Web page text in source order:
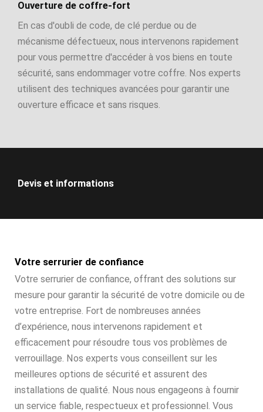
Ouverture de coffre-fort
En cas d'oubli de code, de clé perdue ou de
mécanisme défectueux, nous intervenons rapidement
pour vous permettre d'accéder à vos biens en toute
sécurité, sans endommager votre coffre. Nos experts
utilisent des techniques avancées pour garantir une
ouverture efficace et sans risques.
Devis et informations
Votre serrurier de confiance
Votre serrurier de confiance, offrant des solutions sur
mesure pour garantir la sécurité de votre domicile ou de
votre entreprise. Fort de nombreuses années
d’expérience, nous intervenons rapidement et
efficacement pour résoudre tous vos problèmes de
verrouillage. Nos experts vous conseillent sur les
meilleures options de sécurité et assurent des
installations de qualité. Nous nous engageons à fournir
un service fiable, respectueux et professionnel. Vous